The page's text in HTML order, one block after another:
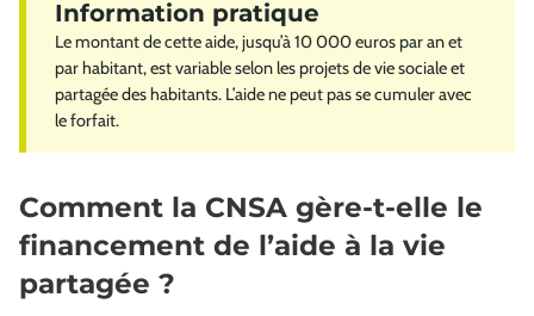
Le montant de cette aide, jusqu’à 10 000 euros par an et
par habitant, est variable selon les projets de vie sociale et
partagée des habitants. L’aide ne peut pas se cumuler avec
le forfait.
Comment la CNSA gère-t-elle le
financement de l’aide à la vie
partagée ?